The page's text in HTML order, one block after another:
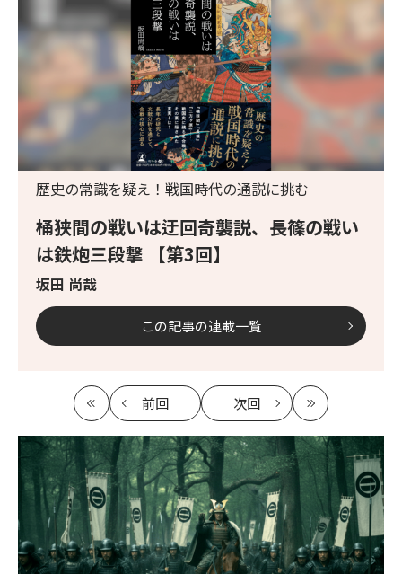
桶狭間の戦いは迂回奇襲説、長篠の戦い
は鉄炮三段撃 【第3回】
坂田 尚哉
歴史の常識を疑え！戦国時代の通説に挑む
この記事の連載一覧
最
初
前回
記
事
へ
次回
記
事
へ
最
新